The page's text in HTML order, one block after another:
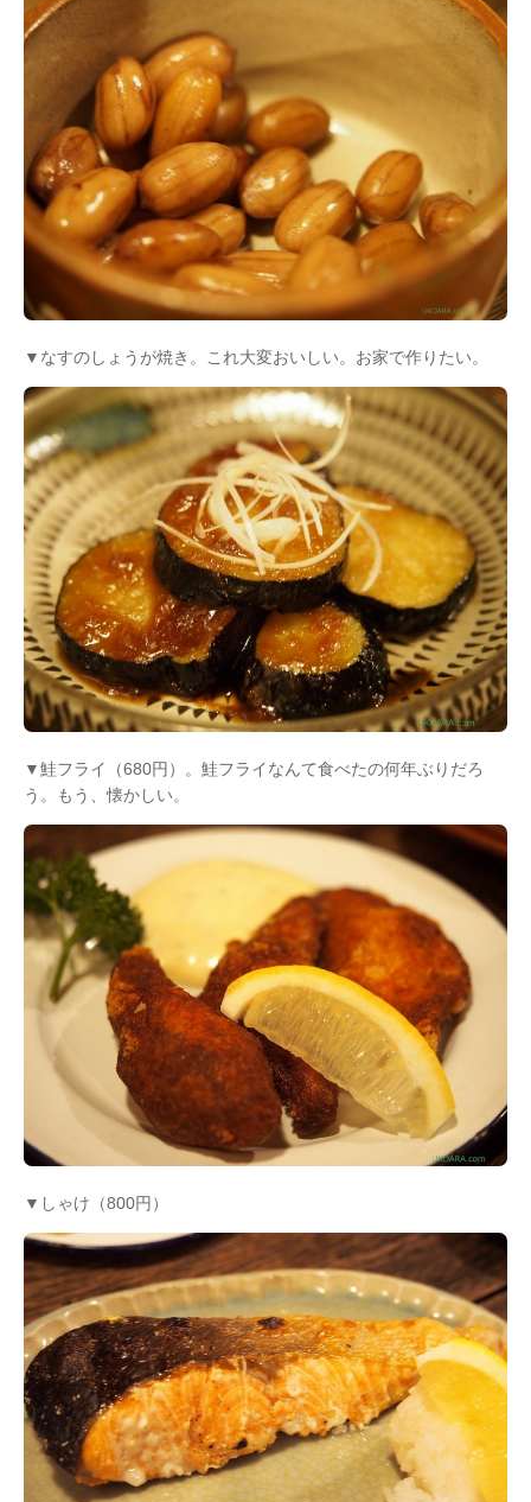
▼なすのしょうが焼き。これ大変おいしい。お家で作りたい。
▼鮭フライ（680円）。鮭フライなんて食べたの何年ぶりだろ
う。もう、懐かしい。
▼しゃけ（800円）